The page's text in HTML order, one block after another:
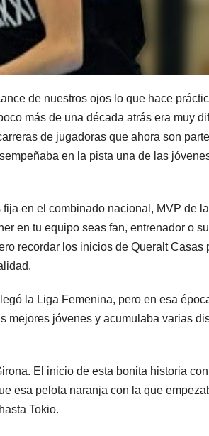
de nuestros ojos lo que hace
más de una década atrás era muy
de jugadoras que ahora son
en la pista una de las
en el combinado nacional, MVP de
en tu equipo seas fan, entrenador o
recordar los inicios de Queralt Casas
la Liga Femenina, pero en esa
mejores jóvenes y acumulaba varias
El inicio de esta bonita historia
esa pelota naranja con la que
Tokio.